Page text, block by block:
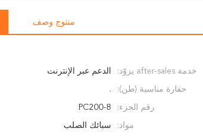
منتوج وصف
خدمة after-sales يزوّد: الدعم عبر الإنترنت
حفارة مناسبة (طن): .
رقم الجزء: PC200-8
مواد: سبائك الصلب